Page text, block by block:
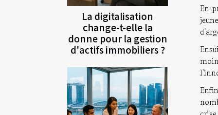
La digitalisation
change-t-elle la
donne pour la gestion
d'actifs immobiliers ?
En